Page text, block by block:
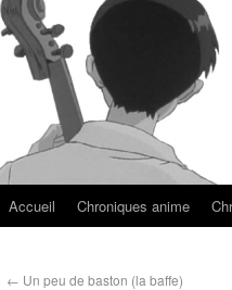
Accueil Chroniques anime
← Un peu de baston (la baffe)